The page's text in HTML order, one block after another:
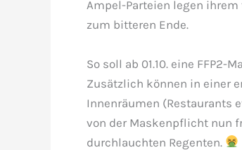
Ampel-Parteien legen
zum bitteren Ende.
So soll ab 01.10. eine
Zusätzlich können in einer
Innenräumen (Restaurants
von der Maskenpflicht nun
durchlauchten Regenten.